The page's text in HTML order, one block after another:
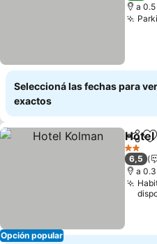
a
Seleccioná las fechas para
exactos
Opción popular
Hotel
2
6,5
a